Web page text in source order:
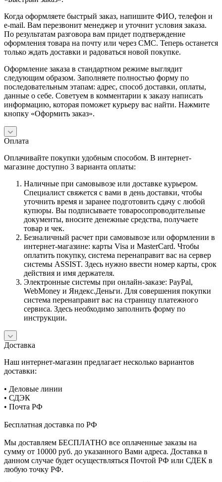
Когда оформляете быстрый заказ, напишите ФИО, телефон и
e-mail. Вам перезвонит менеджер и уточнит условия заказа.
По результатам разговора вам придет подтверждение
оформления товара на почту или через СМС. Теперь останется
только ждать доставки и радоваться новой покупке.
Оформление заказа в стандартном режиме выглядит
следующим образом. Заполняете полностью форму по
последовательным этапам: адрес, способ доставки, оплаты,
данные о себе. Советуем в комментарии к заказу написать
информацию, которая поможет курьеру вас найти. Нажмите
кнопку «Оформить заказ».
Оплата
Оплачивайте покупки удобным способом. В интернет-
магазине доступно 3 варианта оплаты:
Наличные при самовывозе или доставке курьером.
Специалист свяжется с вами в день доставки, чтобы
уточнить время и заранее подготовить сдачу с любой
купюры. Вы подписываете товаросопроводительные
документы, вносите денежные средства, получаете
товар и чек.
Безналичный расчет при самовывозе или оформлении в
интернет-магазине: карты Visa и MasterCard. Чтобы
оплатить покупку, система перенаправит вас на сервер
системы ASSIST. Здесь нужно ввести номер карты, срок
действия и имя держателя.
Электронные системы при онлайн-заказе: PayPal,
WebMoney и Яндекс.Деньги. Для совершения покупки
система перенаправит вас на страницу платежного
сервиса. Здесь необходимо заполнить форму по
инструкции.
Доставка
Наш интернет-магазин предлагает несколько вариантов
доставки:
• Деловые линии
• СДЭК
• Почта РФ
Бесплатная доставка по РФ
Мы доставляем БЕСПЛАТНО все оплаченные заказы на
сумму от 10000 руб. до указанного Вами адреса. Доставка в
данном случае будет осуществляться Почтой РФ или СДЕК в
любую точку РФ.